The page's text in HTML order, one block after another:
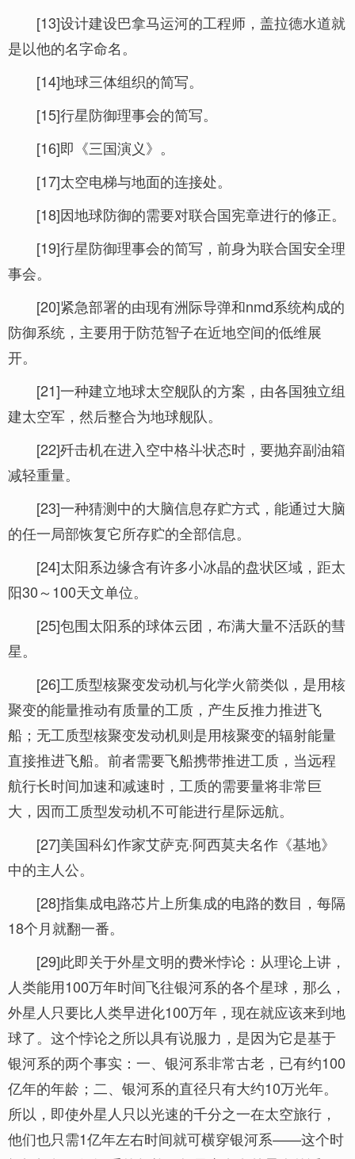
[13]设计建设巴拿马运河的工程师，盖拉德水道就
是以他的名字命名。
[14]地球三体组织的简写。
[15]行星防御理事会的简写。
[16]即《三国演义》。
[17]太空电梯与地面的连接处。
[18]因地球防御的需要对联合国宪章进行的修正。
[19]行星防御理事会的简写，前身为联合国安全理
事会。
[20]紧急部署的由现有洲际导弹和nmd系统构成的
防御系统，主要用于防范智子在近地空间的低维展
开。
[21]一种建立地球太空舰队的方案，由各国独立组
建太空军，然后整合为地球舰队。
[22]歼击机在进入空中格斗状态时，要抛弃副油箱
减轻重量。
[23]一种猜测中的大脑信息存贮方式，能通过大脑
的任一局部恢复它所存贮的全部信息。
[24]太阳系边缘含有许多小冰晶的盘状区域，距太
阳30～100天文单位。
[25]包围太阳系的球体云团，布满大量不活跃的彗
星。
[26]工质型核聚变发动机与化学火箭类似，是用核
聚变的能量推动有质量的工质，产生反推力推进飞
船；无工质型核聚变发动机则是用核聚变的辐射能量
直接推进飞船。前者需要飞船携带推进工质，当远程
航行长时间加速和减速时，工质的需要量将非常巨
大，因而工质型发动机不可能进行星际远航。
[27]美国科幻作家艾萨克·阿西莫夫名作《基地》
中的主人公。
[28]指集成电路芯片上所集成的电路的数目，每隔
18个月就翻一番。
[29]此即关于外星文明的费米悖论：从理论上讲，
人类能用100万年时间飞往银河系的各个星球，那么，
外星人只要比人类早进化100万年，现在就应该来到地
球了。这个悖论之所以具有说服力，是因为它是基于
银河系的两个事实：一、银河系非常古老，已有约100
亿年的年龄；二、银河系的直径只有大约10万光年。
所以，即使外星人只以光速的千分之一在太空旅行，
他们也只需1亿年左右时间就可横穿银河系——这个时